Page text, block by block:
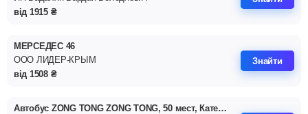
від 1915 ₴
МЕРСЕДЕС 46
ООО ЛИДЕР-КРЫМ
від 1508 ₴
Знайти
Автобус ZONG TONG ZONG TONG, 50 мест, Категория ТС 'М3'